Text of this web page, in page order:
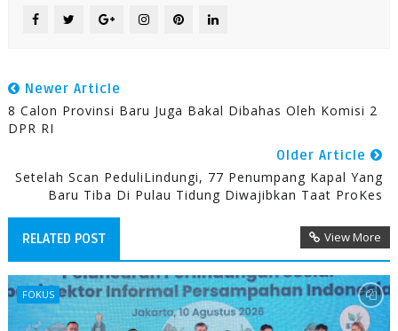
Newer Article
8 Calon Provinsi Baru Juga Bakal Dibahas Oleh Komisi 2
DPR RI
Older Article
Setelah Scan PeduliLindungi, 77 Penumpang Kapal Yang
Baru Tiba Di Pulau Tidung Diwajibkan Taat ProKes
RELATED POST View More
FOKUS